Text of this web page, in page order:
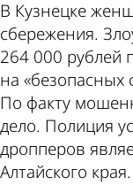
В Кузнецке
сбережения.
264 000 рублей
на «безопасных
По факту
дело. Полиция
дропперов
Алтайского края.